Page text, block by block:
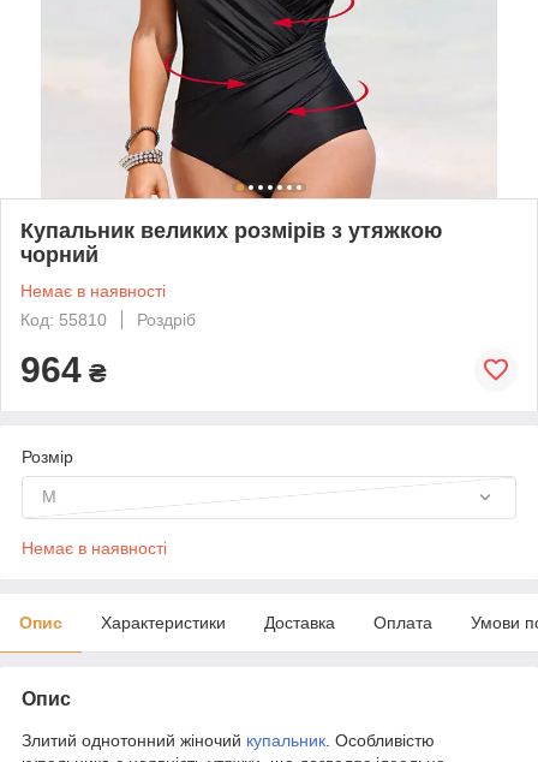
Купальник великих розмірів з утяжкою
чорний
Немає в наявності
Код: 55810
Роздріб
964 ₴
Розмір
M
Немає в наявності
Опис Характеристики Доставка Оплата Умови
Опис
Злитий однотонний жіночий купальник . Особливістю